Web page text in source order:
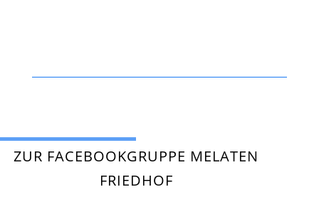
ZUR FACEBOOKGRUPPE MELATEN
FRIEDHOF